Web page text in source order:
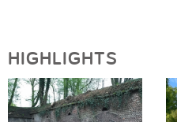
HIGHLIGHTS